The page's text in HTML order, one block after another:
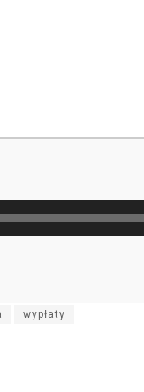
wypłaty